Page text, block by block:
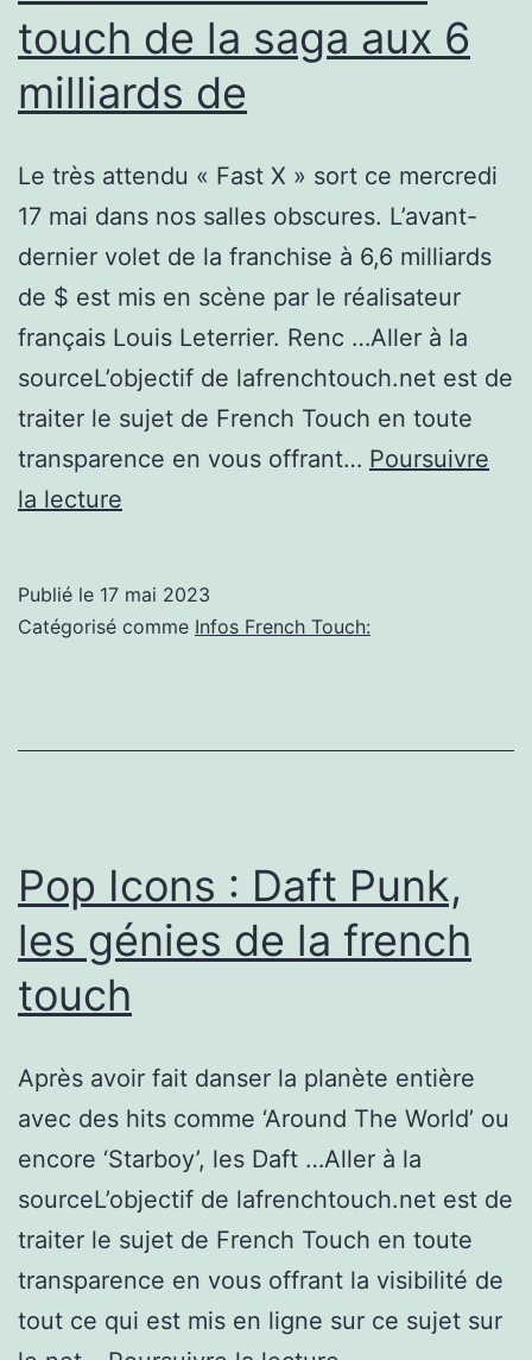
touch de la saga aux 6
milliards de
Le très attendu « Fast X » sort ce mercredi
17 mai dans nos salles obscures. L’avant-
dernier volet de la franchise à 6,6 milliards
de $ est mis en scène par le réalisateur
français Louis Leterrier. Renc …Aller à la
sourceL’objectif de lafrenchtouch.net est de
traiter le sujet de French Touch en toute
transparence en vous offrant… Poursuivre
la lecture
10
était
mûre
pour
faire
un
peu
d’auto-
dérision »,
Louis
et
Publié le 17 mai 2023
Catégorisé comme Infos French Touch:
Pop Icons : Daft Punk,
les génies de la french
touch
Après avoir fait danser la planète entière
avec des hits comme ‘Around The World’ ou
encore ‘Starboy’, les Daft …Aller à la
sourceL’objectif de lafrenchtouch.net est de
traiter le sujet de French Touch en toute
transparence en vous offrant la visibilité de
tout ce qui est mis en ligne sur ce sujet sur